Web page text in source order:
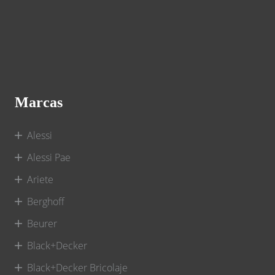
Marcas
Alessi
Alessi Pae
Ariete
Berghoff
Beurer
Black+Decker
Black+Decker Bricolaje